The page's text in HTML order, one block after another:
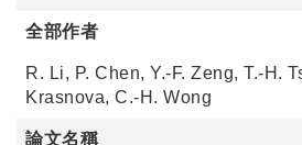
全部作者
R. Li, P. Chen, Y.-F. Zeng, T.-H.
Krasnova, C.-H. Wong
論文名稱